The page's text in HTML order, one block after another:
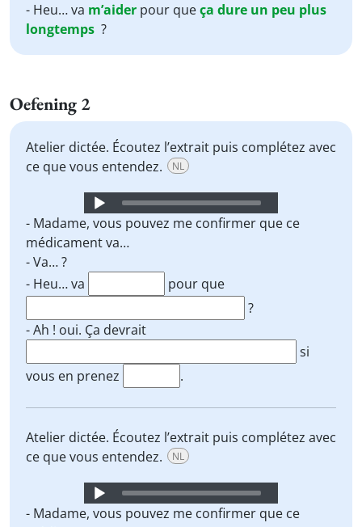
- Heu… va m’aider pour queça dure un peu plus
longtemps ?
Oefening 2
Atelier dictée. Écoutez l’extrait puis complétez avec
ce que vous entendez.
NL
Audio
Player
- Madame, vous pouvez me confirmer que ce
médicament va…
- Va… ?
- Heu… va
pour que
?
- Ah ! oui. Ça devrait
si
vous en prenez
.
Atelier dictée. Écoutez l’extrait puis complétez avec
ce que vous entendez.
NL
Audio
Player
- Madame, vous pouvez me confirmer que ce